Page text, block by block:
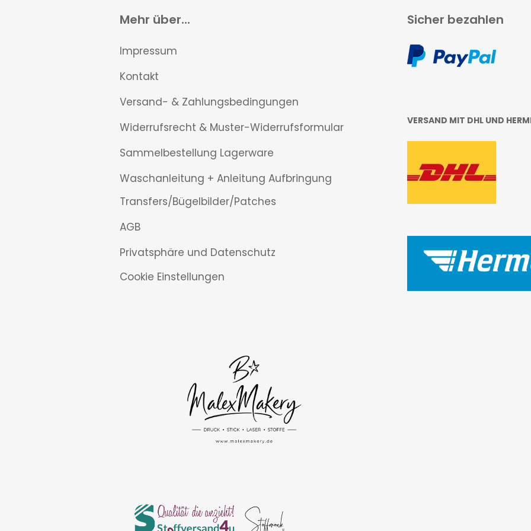
Mehr über...
Impressum
Kontakt
Versand- & Zahlungsbedingungen
Widerrufsrecht & Muster-Widerrufsformular
Sammelbestellung Lagerware
Waschanleitung + Anleitung Aufbringung
Transfers/Bügelbilder/Patches
AGB
Privatsphäre und Datenschutz
Cookie Einstellungen
Sicher bezahlen
VERSAND MIT DHL UND